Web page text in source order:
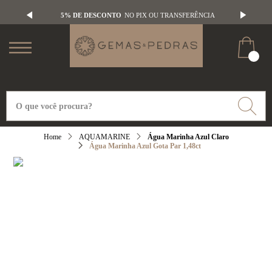
5% DE DESCONTO NO PIX OU TRANSFERÊNCIA
AQUAMARINE
Água Marinha Azul Claro
Água Marinha Azul Gota Par 1,48ct